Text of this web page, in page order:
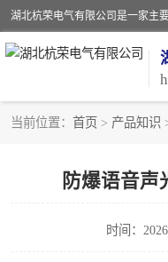
当前位置： 首页 > 产品知识
防爆语音声
时间：